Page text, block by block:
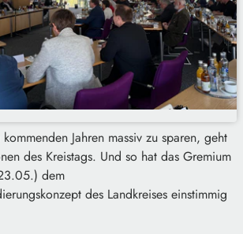
Jahren massiv zu sparen, geht
des Kreistags. Und so hat das Gremium
dem
des Landkreises einstimmig